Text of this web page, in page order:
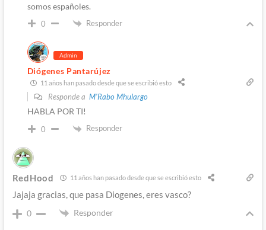
somos españoles.
0 Responder
Admin
Diógenes Pantarújez
11 años han pasado desde que se escribió esto
Responde a M'Rabo Mhulargo
HABLA POR TI!
0 Responder
RedHood 11 años han pasado desde que se escribió esto
Jajaja gracias, que pasa Diogenes, eres vasco?
0 Responder